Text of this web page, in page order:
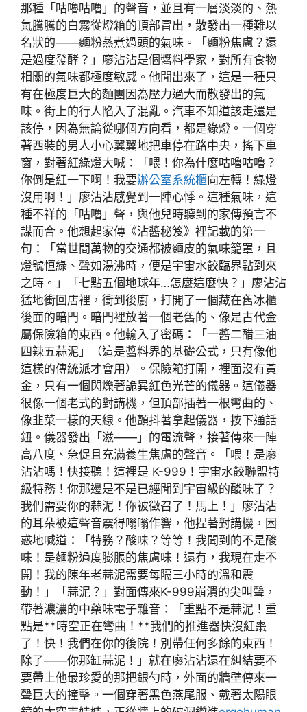
那種「咕嚕咕嚕」的聲音，並且有一層淡淡的、熱
氣騰騰的白霧從燈箱的頂部冒出，散發出一種難以
名狀的——麵粉蒸煮過頭的氣味。「麵粉焦慮？還
是過度發酵？」廖沾沾是個醬料學家，對所有食物
相關的氣味都極度敏感。他聞出來了，這是一種只
有在極度巨大的麵團因為壓力過大而散發出的氣
味。街上的行人陷入了混亂。汽車不知道該走還是
該停，因為無論從哪個方向看，都是綠燈。一個穿
著西裝的男人小心翼翼地把車停在路中央，搖下車
窗，對著紅綠燈大喊：「喂！你為什麼咕嚕咕嚕？
你倒是紅一下啊！我要辦公室系統櫃向左轉！綠燈
沒用啊！」廖沾沾感覺到一陣心悸。這種氣味，這
種不祥的「咕嚕」聲，與他兒時聽到的家傳預言不
謀而合。他想起家傳《沾醬秘笈》裡記載的第一
句：「當世間萬物的交通都被麵皮的氣味籠罩，且
燈號恒綠、聲如湯沸時，便是宇宙水餃臨界點到來
之時。」「七點五個地球年…怎麼這麼快？」廖沾沾
猛地衝回店裡，衝到後廚，打開了一個藏在舊冰櫃
後面的暗門。暗門裡放著一個老舊的、像是古代金
屬保險箱的東西。他輸入了密碼：「一醬二醋三油
四辣五蒜泥」（這是醬料界的基礎公式，只有像他
這樣的傳統派才會用）。保險箱打開，裡面沒有黃
金，只有一個閃爍著詭異紅色光芒的儀器。這儀器
很像一個老式的對講機，但頂部插著一根彎曲的、
像韭菜一樣的天線。他顫抖著拿起儀器，按下通話
鈕。儀器發出「滋——」的電流聲，接著傳來一陣
高八度、急促且充滿養生焦慮的聲音。「喂！是廖
沾沾嗎！快接聽！這裡是 K-999！宇宙水餃聯盟特
級特務！你那邊是不是已經聞到宇宙級的酸味了？
我們需要你的蒜泥！你被徵召了！馬上！」廖沾沾
的耳朵被這聲音震得嗡嗡作響，他捏著對講機，困
惑地喊道：「特務？酸味？等等！我聞到的不是酸
味！是麵粉過度膨脹的焦慮味！還有，我現在走不
開！我的陳年老蒜泥需要每隔三小時的溫和震
動！」「蒜泥？」對面傳來K-999崩潰的尖叫聲，
帶著濃濃的中藥味電子雜音：「重點不是蒜泥！重
點是**時空正在彎曲！**我們的推進器快沒紅棗
了！快！我們在你的後院！別帶任何多餘的東西！
除了——你那缸蒜泥！」就在廖沾沾還在糾結要不
要帶上他最珍愛的那把銀勺時，外面的牆壁傳來一
聲巨大的撞擊。一個穿著黑色燕尾服、戴著太陽眼